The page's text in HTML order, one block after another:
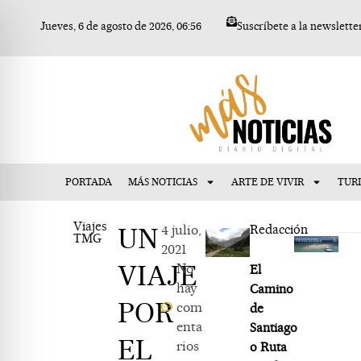
Jueves, 6 de agosto de 2026, 06:56 Suscríbete a la
PORTADA MÁS NOTICIAS ARTE DE VIVIR
Viajes
TMG
UN
VIAJE
POR
EL
4 julio,
2021
No
hay
com
enta
rios
Redacción
El
Camino
de
Santiago
o Ruta